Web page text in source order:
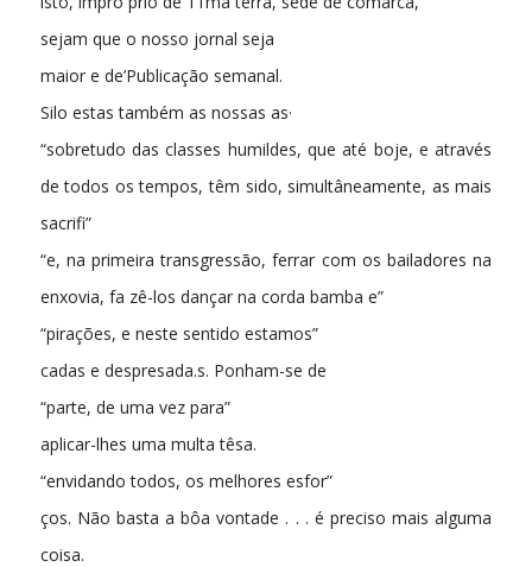
sejam que o nosso jornal seja
maior e de’Publicação semanal.
Silo estas também as nossas as·
“sobretudo das classes humildes, que até boje, e através
de todos os tempos, têm sido, simultâneamente, as mais
sacrifi­”
“e, na primeira transgressão, ferrar com os bailadores na
enxovia, fa­ zê-los dançar na corda bamba e”
“pirações, e neste sentido estamos”
cadas e despresada.s. Ponham-se de
“parte, de uma vez para”
aplicar-lhes uma multa têsa.
“envidando todos, os melhores esfor­”
ços. Não basta a bôa vontade . . . é preciso mais alguma
coisa.